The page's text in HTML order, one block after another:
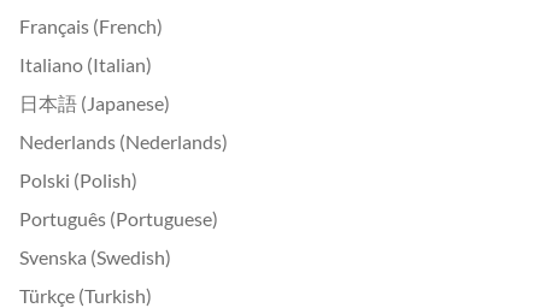
Français (French)
Italiano (Italian)
日本語 (Japanese)
Nederlands (Nederlands)
Polski (Polish)
Português (Portuguese)
Svenska (Swedish)
Türkçe (Turkish)